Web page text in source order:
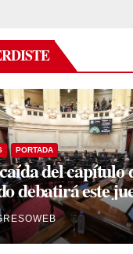
PORTADA
del capítulo
debatirá este
sobre